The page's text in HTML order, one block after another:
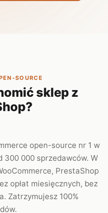
SOURCE
sklep z
open-source nr 1 w
300 000 sprzedawców. W
PrestaShop
opłat miesięcznych, bez
Zatrzymujesz 100%